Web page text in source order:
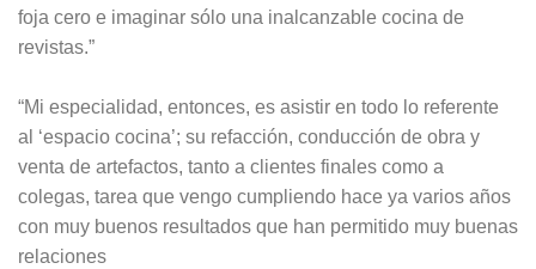
foja cero e imaginar sólo una inalcanzable cocina de
revistas.”
“Mi especialidad, entonces, es asistir en todo lo referente
al ‘espacio cocina’; su refacción, conducción de obra y
venta de artefactos, tanto a clientes finales como a
colegas, tarea que vengo cumpliendo hace ya varios años
con muy buenos resultados que han permitido muy buenas
relaciones